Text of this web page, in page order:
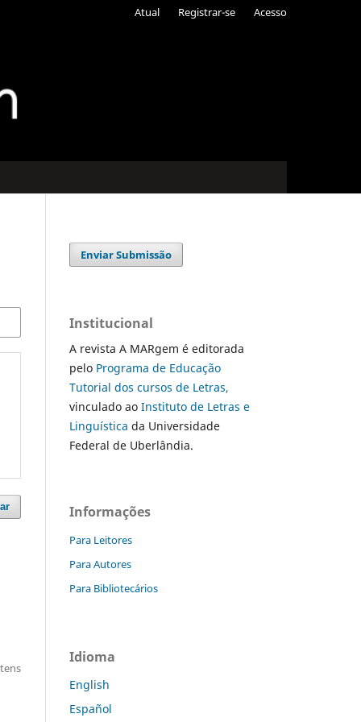
Atual Registrar-se Acesso
Enviar Submissão
Institucional
A revista A MARgem é editorada
pelo Programa de Educação
Tutorial dos cursos de Letras,
vinculado ao Instituto de Letras e
Linguística da Universidade
Federal de Uberlândia.
Informações
Para Leitores
Para Autores
Para Bibliotecários
Idioma
English
Español